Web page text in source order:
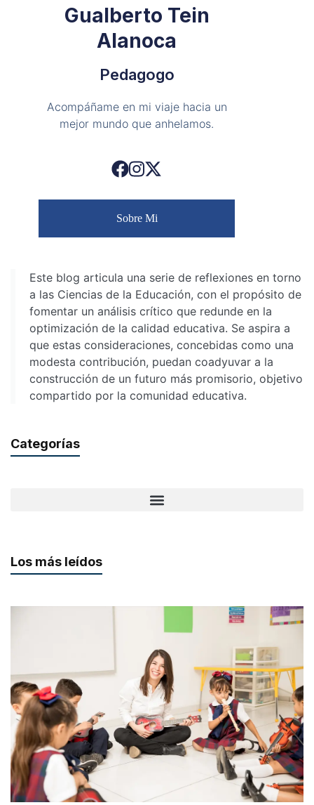
Gualberto Tein
Alanoca
Pedagogo
Acompáñame en mi viaje hacia un
mejor mundo que anhelamos.
Sobre Mi
Este blog articula una serie de reflexiones en torno
a las Ciencias de la Educación, con el propósito de
fomentar un análisis crítico que redunde en la
optimización de la calidad educativa. Se aspira a
que estas consideraciones, concebidas como una
modesta contribución, puedan coadyuvar a la
construcción de un futuro más promisorio, objetivo
compartido por la comunidad educativa.
Categorías
Los más leídos